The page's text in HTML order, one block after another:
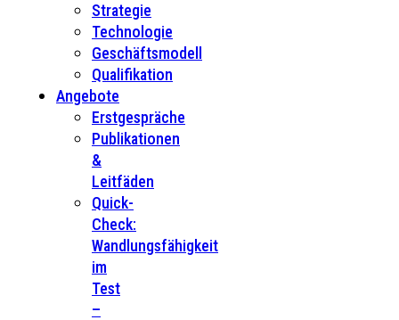
Strategie
Technologie
Geschäftsmodell
Qualifikation
Angebote
Erstgespräche
Publikationen
&
Leitfäden
Quick-
Check:
Wandlungsfähigkeit
im
Test
–